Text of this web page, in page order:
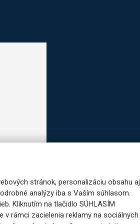
stránok, personalizáciu obsahu aj
analýzy iba s Vaším súhlasom.
Kliknutím na tlačidlo SÚHLASÍM
v rámci zacielenia reklamy na sociálnych